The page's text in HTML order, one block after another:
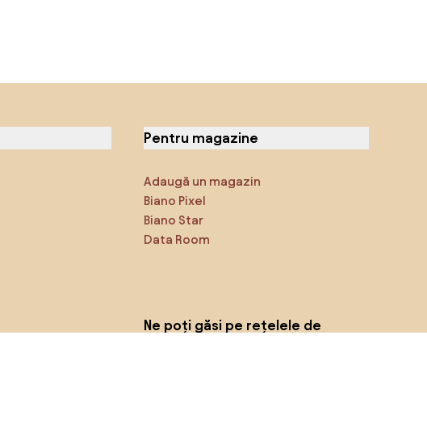
Pentru magazine
Adaugă un magazin
Biano Pixel
Biano Star
Data Room
Ne poți găsi pe rețelele de